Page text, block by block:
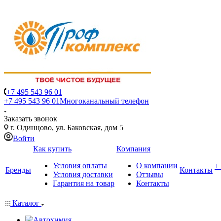
+7 495 543 96 01
+7 495 543 96 01Многоканальный телефон
Заказать звонок
г. Одинцово, ул. Баковская, дом 5
Войти
Бренды
Как купить
Условия оплаты
Условия доставки
Гарантия на товар
Компания
О компании
Отзывы
Контакты
Контакты
Каталог